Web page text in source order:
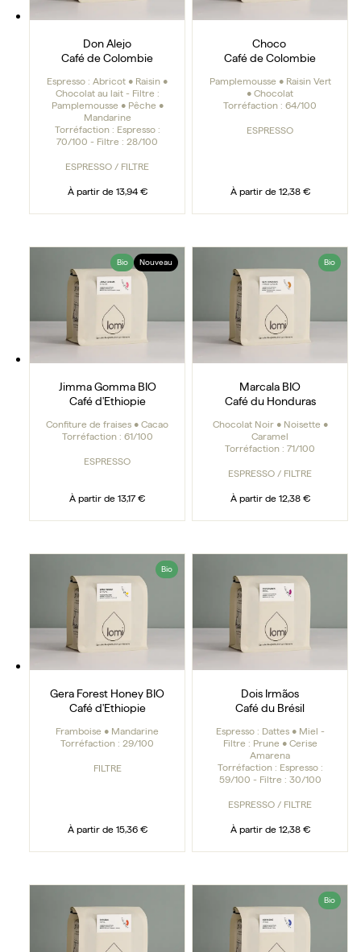
Don Alejo
Café de Colombie
Espresso : Abricot • Raisin •
Chocolat au lait - Filtre :
Pamplemousse • Pêche •
Mandarine
Torréfaction : Espresso :
70/100 - Filtre : 28/100
ESPRESSO / FILTRE
À partir de 13,94 €
Choco
Café de Colombie
Pamplemousse • Raisin Vert
• Chocolat
Torréfaction : 64/100
ESPRESSO
À partir de 12,38 €
Jimma Gomma BIO
Bio Nouveau
Jimma Gomma BIO
Café d'Ethiopie
Confiture de fraises • Cacao
Torréfaction : 61/100
ESPRESSO
À partir de 13,17 €
Bio
Marcala BIO
Café du Honduras
Chocolat Noir • Noisette •
Caramel
Torréfaction : 71/100
ESPRESSO / FILTRE
À partir de 12,38 €
Gera Forest Honey BIO
Bio
Gera Forest Honey BIO
Café d'Ethiopie
Framboise • Mandarine
Torréfaction : 29/100
FILTRE
À partir de 15,36 €
Dois Irmãos
Café du Brésil
Espresso : Dattes • Miel -
Filtre : Prune • Cerise
Amarena
Torréfaction : Espresso :
59/100 - Filtre : 30/100
ESPRESSO / FILTRE
À partir de 12,38 €
Bio